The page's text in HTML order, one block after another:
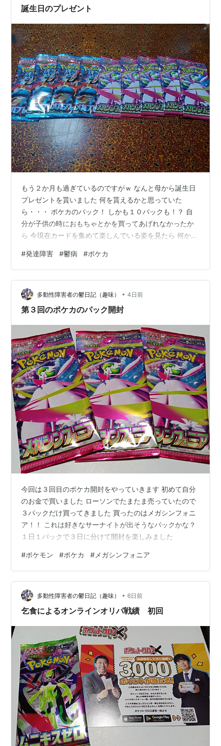
誕生日のプレゼント
もう２か月も過ぎているのですがｗ なんと母から誕生日
プレゼントを貰いました 何を貰えるかと思っていた
ら・・・ ポケカのパック！ しかも１０パックも！？ 自
分が子供の時におもちゃとかを買ってあげれなかったか
ら 今現在カードを集めて楽しんでいる姿を見たら 何かし
#発達障害 #鬱病 #ポケカ
多動性障害者の鬱日記（趣味） • 4日前
第３回のポケカのパック開封
今回は３回目のポケカ開封をやっていきます 初めて自分
のお金で買いました ローソンでたまたま売っていたので
３パックだけ買ってきました 買ったのはメガシンフォニ
ア！！ これは好きなサーナイトが出そうなパックかな？
１日１パックで３日に分けて開封を楽しみました
#ポケモン #ポケカ # メガシンフォニア
多動性障害者の鬱日記（趣味） • 6日前
乞食によるオンラインオリパ戦績 初回